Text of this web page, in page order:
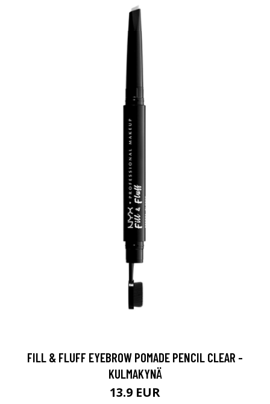
FILL & FLUFF EYEBROW POMADE PENCIL CLEAR -
KULMAKYNÄ
13.9 EUR